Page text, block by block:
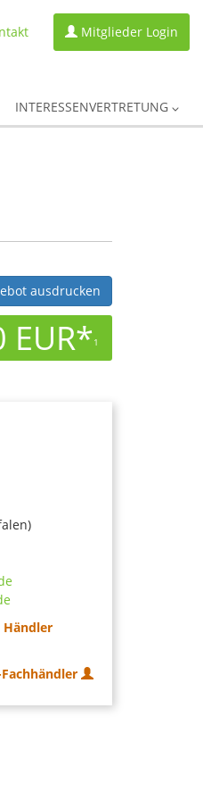
Mitglieder Login
INTERESSENVERTRETUNG
ausdrucken
EUR*1
Händler